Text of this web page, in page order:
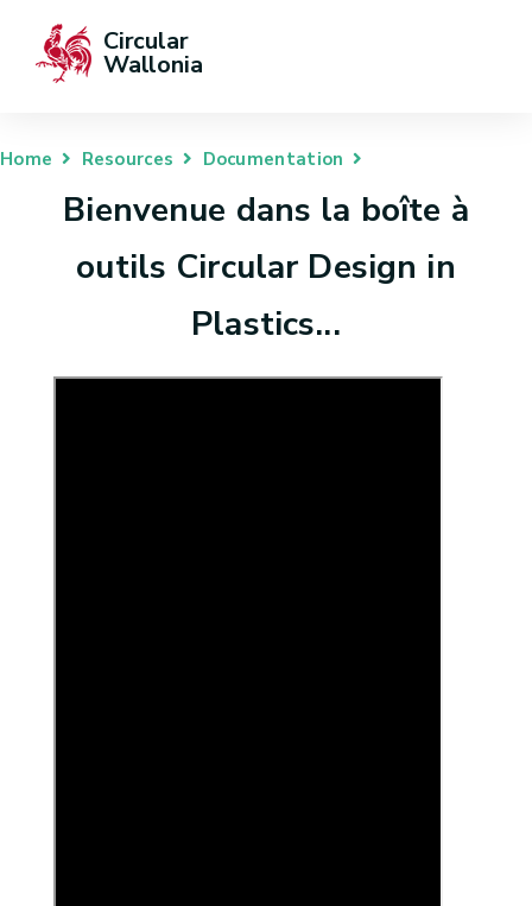
Circular
Wallonia
Home Resources Documentation
Bienvenue dans la boîte à
outils Circular Design in
Plastics...